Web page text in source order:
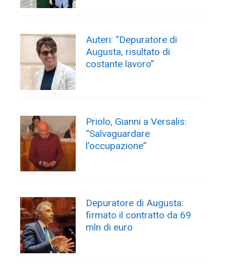
Auteri: “Depuratore di
Augusta, risultato di
costante lavoro”
Priolo, Gianni a Versalis:
“Salvaguardare
l’occupazione”
Depuratore di Augusta:
firmato il contratto da 69
mln di euro